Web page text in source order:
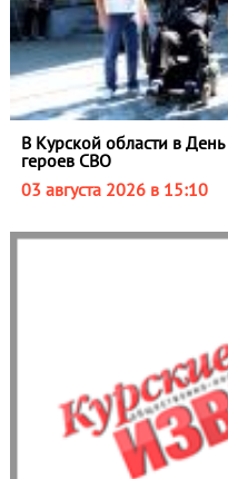
В Курской области в
героев СВО
03 августа 2026 в 15:10